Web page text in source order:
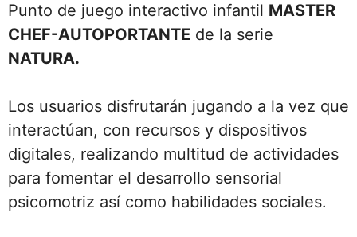
Punto de juego interactivo infantil MASTER
CHEF-AUTOPORTANTE de la serie
NATURA.
Los usuarios disfrutarán jugando a la vez que
interactúan, con recursos y dispositivos
digitales, realizando multitud de actividades
para fomentar el desarrollo sensorial
psicomotriz así como habilidades sociales.